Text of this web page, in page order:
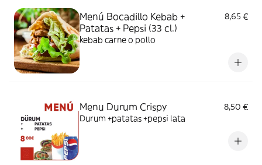
Menú Bocadillo Kebab +
Patatas + Pepsi (33 cl.)
8,65 €
kebab carne o pollo
Menu Durum Crispy
8,50 €
Durum +patatas +pepsi lata